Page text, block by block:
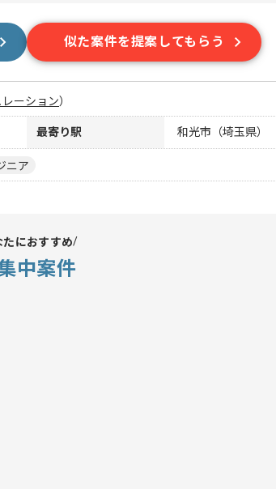
似た案件を提案してもらう
ーション）
最寄り駅 和光市（埼玉県）
ニア
たにおすすめ
中案件